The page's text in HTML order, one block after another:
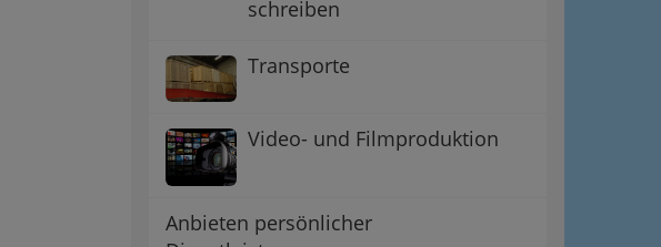
schreiben
Transporte
Video- und Filmproduktion
Anbieten persönlicher